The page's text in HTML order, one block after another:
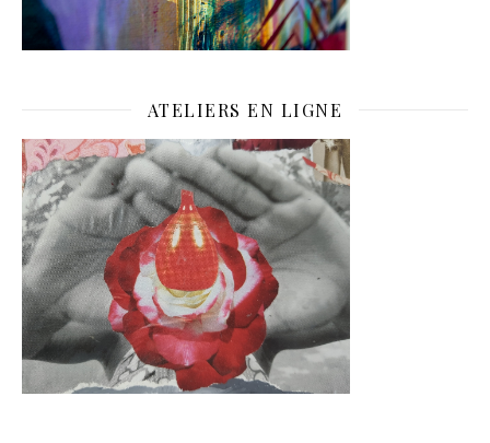
ATELIERS EN LIGNE